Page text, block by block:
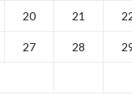
20 21
27 28